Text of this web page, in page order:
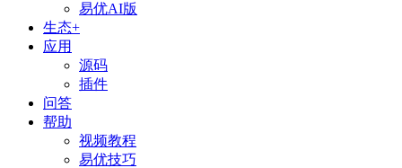
易优AI版
生态+
应用
源码
插件
问答
帮助
视频教程
易优技巧